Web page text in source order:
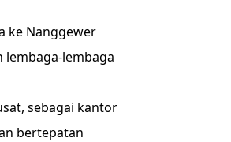
ke Nanggewer
lembaga-lembaga
sebagai kantor
bertepatan